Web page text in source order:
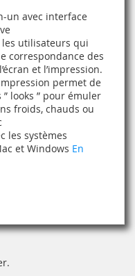
un avec interface
utilisateurs qui
correspondance des
et l’impression.
permet de
looks ” pour émuler
froids, chauds ou
les systèmes
et Windows En